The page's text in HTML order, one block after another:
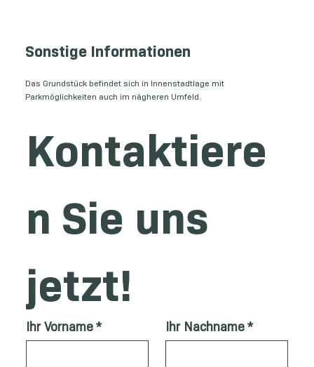
Sonstige Informationen
Das Grundstück befindet sich in Innenstadtlage mit
Parkmöglichkeiten auch im nägheren Umfeld.
Kontaktiere
n Sie uns
jetzt!
Ihr Vorname* Ihr Nachname *